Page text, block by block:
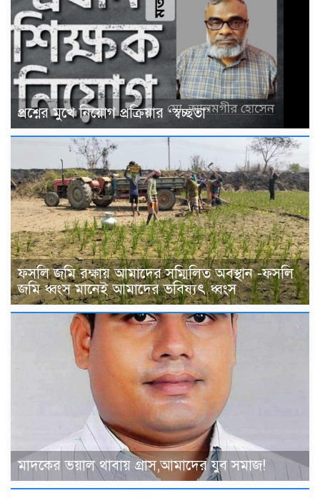
প্রশ্নের মুখে নিয়োগ প্রক্রিয়ার ‘স্বচ্ছতা’
ফসলি জমি রক্ষায় আমাদের সম্মিলিত অবস্থান -ফসলি
জমি ধ্বংস মানেই আমাদের ভবিষ্যৎ ধ্বংস
মাদকের ভয়াল থাবায় গ্রাস,আমাদের যুব সমাজ!